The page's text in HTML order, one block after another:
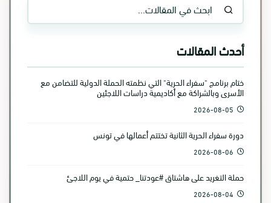
أحدث المقالات
ختام برنامج "سفراء الحرية" التي نظمته الحملة الدولية للتضامن مع
الأسرى وبالشراكة مع أكاديمية دراسات اللاجئين
2026-08-05
دورة سفراء الحرية الثانية تختتم أعمالها في تونس
2026-08-06
حملة التغريد على هاشتاق #عودتنا_ حتمية في يوم اللاجئ
2026-08-04